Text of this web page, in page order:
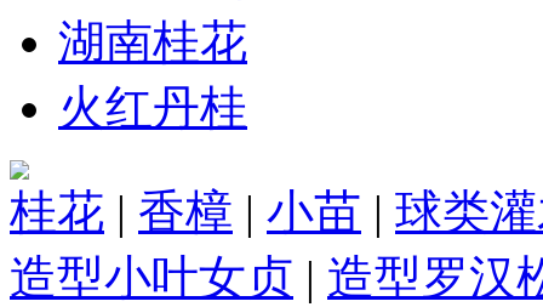
湖南桂花
火红丹桂
桂花 | 香樟 | 小苗 | 球类
造型小叶女贞 | 造型罗汉